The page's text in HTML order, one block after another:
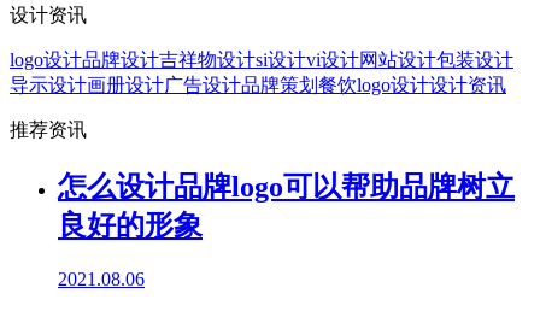
设计资讯
logo设计品牌设计吉祥物设计si设计vi设计网站设计包装设计
导示设计画册设计广告设计品牌策划 餐饮logo设计设计资讯
推荐资讯
怎么设计品牌logo可以帮助品牌树立
良好的形象
2021.08.06